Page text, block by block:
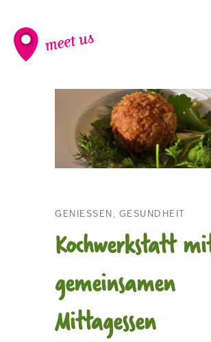
meet
Seminarraum
GENIESSEN, GESUNDHEIT
Kochwerkstatt
gemeinsamen
Mittagessen